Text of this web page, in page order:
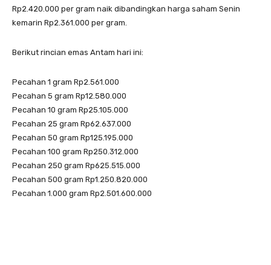
Rp2.420.000 per gram naik dibandingkan harga saham Senin
kemarin Rp2.361.000 per gram.
Berikut rincian emas Antam hari ini:
Pecahan 1 gram Rp2.561.000
Pecahan 5 gram Rp12.580.000
Pecahan 10 gram Rp25.105.000
Pecahan 25 gram Rp62.637.000
Pecahan 50 gram Rp125.195.000
Pecahan 100 gram Rp250.312.000
Pecahan 250 gram Rp625.515.000
Pecahan 500 gram Rp1.250.820.000
Pecahan 1.000 gram Rp2.501.600.000